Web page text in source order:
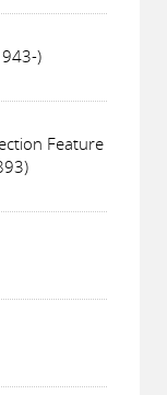
)
Feature